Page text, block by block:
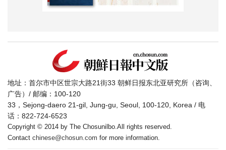
地址：首尔市中区世宗大路21街33 朝鲜日报东北亚研究所（咨询、
广告）/ 邮编：100-120
33，Sejong-daero 21-gil, Jung-gu, Seoul, 100-120, Korea / 电
话：822-724-6523
Copyright © 2014 by The Chosunilbo.All rights reserved.
Contact chinese@chosun.com for more information.